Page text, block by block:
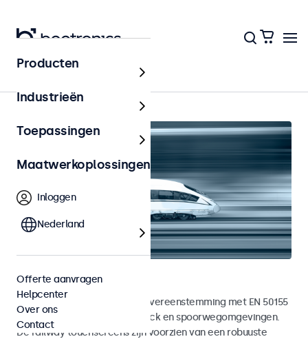
Home
Railway touchscreens
Touchscreens ontwikkeld in overeenstemming met EN 50155
en EN 45545-2 voor rolling stock en spoorwegomgevingen.
De railway touchscreens zijn voorzien van een robuuste
Producten
Industrieën
Toepassingen
Maatwerkoplossingen
Inloggen
Nederland
Offerte aanvragen
Helpcenter
Over ons
Contact